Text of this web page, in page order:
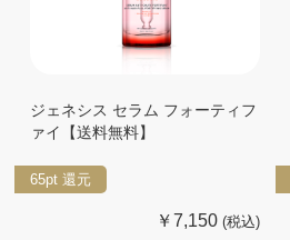
ジェネシス セラム フォーティフ
ァイ【送料無料】
65pt 還元
￥7,150(税込)